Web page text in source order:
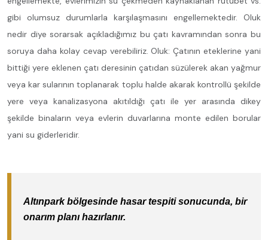
gibi olumsuz durumlarla karşılaşmasını engellemektedir. Oluk
nedir diye sorarsak açıkladığımız bu çatı kavramından sonra bu
soruya daha kolay cevap verebiliriz. Oluk: Çatının eteklerine yani
bittiği yere eklenen çatı deresinin çatıdan süzülerek akan yağmur
veya kar sularının toplanarak toplu halde akarak kontrollü şekilde
yere veya kanalizasyona akıtıldığı çatı ile yer arasında dikey
şekilde binaların veya evlerin duvarlarına monte edilen borular
yani su giderleridir.
Altınpark bölgesinde hasar tespiti sonucunda, bir
onarım planı hazırlanır.